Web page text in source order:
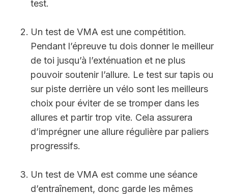
test.
Un test de VMA est une compétition.
Pendant l’épreuve tu dois donner le meilleur
de toi jusqu’à l’exténuation et ne plus
pouvoir soutenir l’allure. Le test sur tapis ou
sur piste derrière un vélo sont les meilleurs
choix pour éviter de se tromper dans les
allures et partir trop vite. Cela assurera
d’imprégner une allure régulière par paliers
progressifs.
Un test de VMA est comme une séance
d’entraînement, donc garde les mêmes